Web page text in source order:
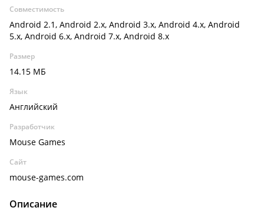
Совместимость
Android 2.1, Android 2.x, Android 3.x, Android 4.x, Android
5.x, Android 6.x, Android 7.x, Android 8.x
Размер
14.15 МБ
Язык
Английский
Разработчик
Mouse Games
Сайт
mouse-games.com
Описание